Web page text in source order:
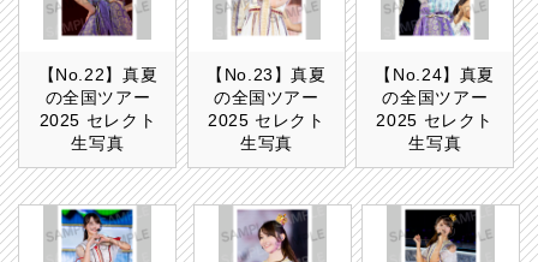
【No.22】真夏
の全国ツアー
2025 セレクト
生写真
【No.23】真夏
の全国ツアー
2025 セレクト
生写真
【No.24】真夏
の全国ツアー
2025 セレクト
生写真